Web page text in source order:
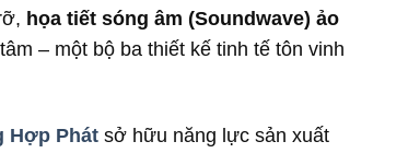
họa tiết sóng âm (Soundwave) ảo
– một bộ ba thiết kế tinh tế tôn vinh
Hợp Phátsở hữu năng lực sản xuất